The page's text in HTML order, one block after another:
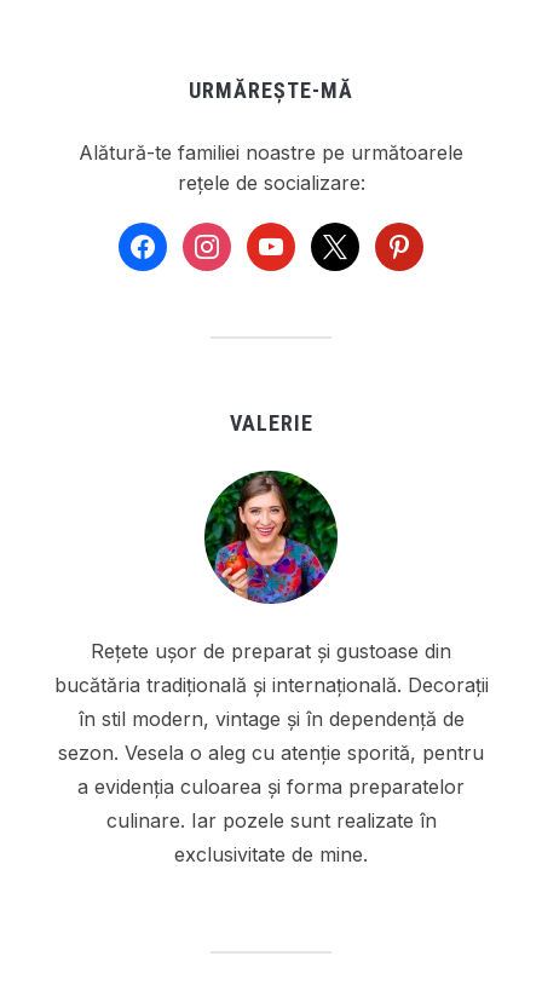
URMĂREȘTE-MĂ
Alătură-te familiei noastre pe următoarele
rețele de socializare:
facebookinstagramyoutube
x pinterest
VALERIE
Rețete ușor de preparat și gustoase din
bucătăria tradițională și internațională. Decorații
în stil modern, vintage și în dependență de
sezon. Vesela o aleg cu atenție sporită, pentru
a evidenția culoarea și forma preparatelor
culinare. Iar pozele sunt realizate în
exclusivitate de mine.